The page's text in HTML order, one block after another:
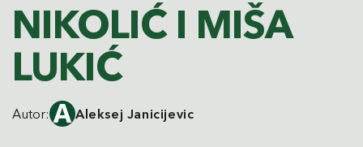
NIKOLIĆ I MIŠA
LUKIĆ
Autor: Aleksej Janicijevic